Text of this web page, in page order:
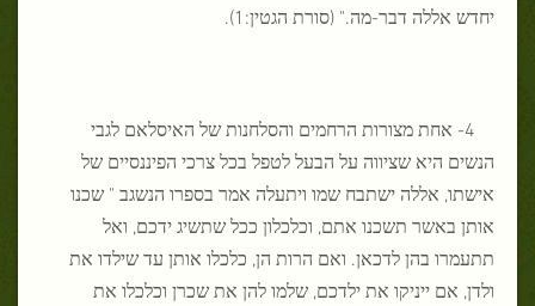
יחדש אללה דבר-מה." (סורת הגטין:1).
4- אחת מצורות הרחמים והסלחנות של האיסלאם לגבי
הנשים היא שציווה על הבעל לטפל בכל צרכי הפיננסיים של
אישתו, אללה ישתבח שמו ויתעלה אמר בספרו הנשגב " שכנו
אותן באשר תשכנו אתם, וכלכלון ככל שתשיג ידכם, ואל
תתעמרו בהן לדכאן. ואם הרות הן, כלכלו אותן עד שילדו את
ולדן, אם ייניקו את ילדכם, שלמו להן את שכרן וכלכלו את